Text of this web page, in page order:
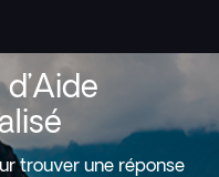
trouver une réponse